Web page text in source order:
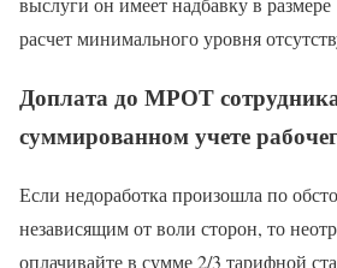
расчет минимального уровня
Доплата до МРОТ
суммированном учете
Если недоработка произошла по
независящим от воли сторон, то
оплачивайте в сумме 2/3 тарифной